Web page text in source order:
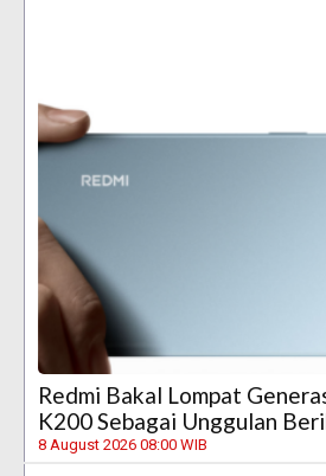
Redmi Bakal Lompat
K200 Sebagai Unggulan
8 August 2026 08:00 WIB